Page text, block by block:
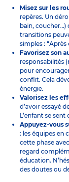
Misez sur les
repères. Un
bain, coucher…)
transitions
simples : “Après
Favorisez son
responsabilités
pour
conflit. Cela
énergie.
Valorisez les
d’avoir essayé
L’enfant se
Appuyez-vous
: les équipes en
cette phase
regard
éducation.
des doutes ou